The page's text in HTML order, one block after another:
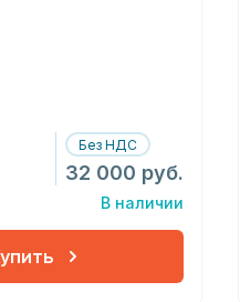
Без НДС
32 000 руб.
В наличии